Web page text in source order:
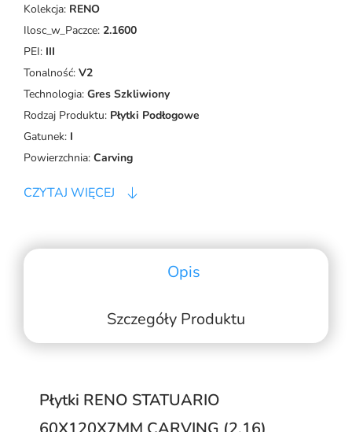
Kolekcja: RENO
Ilosc_w_Paczce: 2.1600
PEI: III
Tonalność: V2
Technologia: Gres Szkliwiony
Rodzaj Produktu: Płytki Podłogowe
Gatunek: I
Powierzchnia: Carving
CZYTAJ WIĘCEJ
Opis
Szczegóły Produktu
Płytki RENO STATUARIO